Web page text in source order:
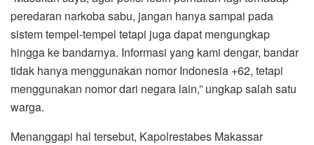
peredaran narkoba sabu, jangan hanya sampai pada
sistem tempel-tempel tetapi juga dapat mengungkap
hingga ke bandarnya. Informasi yang kami dengar, bandar
tidak hanya menggunakan nomor Indonesia +62, tetapi
menggunakan nomor dari negara lain,” ungkap salah satu
warga.
Menanggapi hal tersebut, Kapolrestabes Makassar